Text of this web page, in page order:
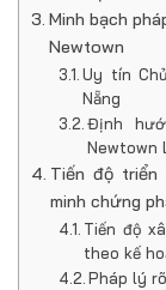
Minh bạch
Newtown
Uy tín
Nẵng
Định
Newtown
Tiến độ triển
minh chứng
Tiến độ
theo kế
Pháp lý